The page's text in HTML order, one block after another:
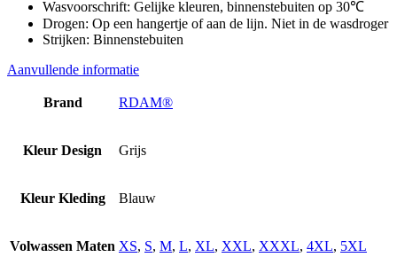
Wasvoorschrift: Gelijke kleuren, binnenstebuiten op 30℃
Drogen: Op een hangertje of aan de lijn. Niet in de wasdroger
Strijken: Binnenstebuiten
Aanvullende informatie
Brand RDAM®
Kleur Design Grijs
Kleur Kleding Blauw
Volwassen Maten XS, S, M, L, XL, XXL, XXXL, 4XL, 5XL